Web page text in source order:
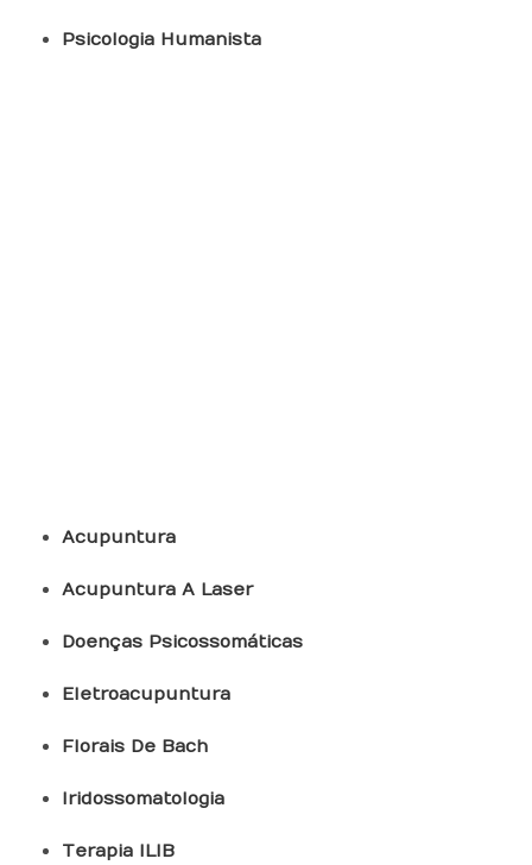
Psicologia Humanista
Acupuntura
Acupuntura A Laser
Doenças Psicossomáticas
Eletroacupuntura
Florais De Bach
Iridossomatologia
Terapia ILIB